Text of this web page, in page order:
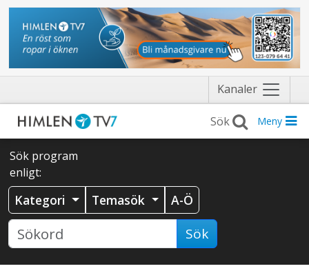
Kanaler Näytä
valikko
Meny
Sök program
enligt:
Kategori Temasök A-Ö
Sök